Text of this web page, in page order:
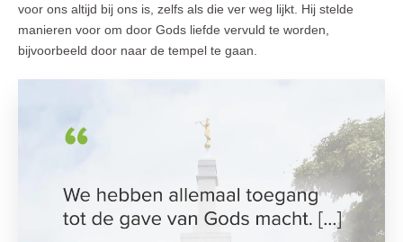
voor ons altijd bij ons is, zelfs als die ver weg lijkt. Hij stelde
manieren voor om door Gods liefde vervuld te worden,
bijvoorbeeld door naar de tempel te gaan.